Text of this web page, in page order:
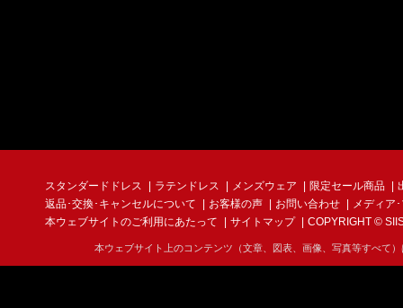
スタンダードドレス ラテンドレス メンズウェア 限定セール商品
返品･交換･キャンセルについて
お客様の声 お問い合わせ
メディア
本ウェブサイトのご利用にあたって
サイトマップ COPYRIGHT ©
本ウェブサイト上のコンテンツ（文章、図表、画像、写真等すべて